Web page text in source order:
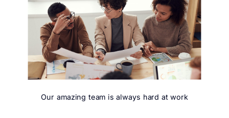
Our amazing team is always hard at work